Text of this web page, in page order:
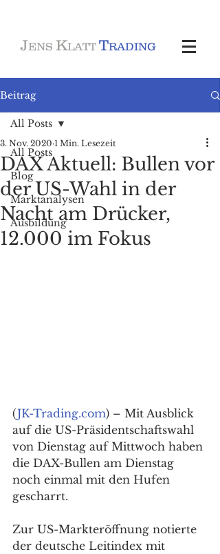
JENS KLATT TRADING
Beitrag
All Posts
Blog
Marktanalysen
Ausbildung
All Posts
DAX Aktuell: Bullen vor
der US-Wahl in der
Nacht am Drücker,
12.000 im Fokus
3. Nov. 2020 1 Min. Lesezeit
(JK-Trading.com) – Mit Ausblick
auf die US-Präsidentschaftswahl
von Dienstag auf Mittwoch haben
die DAX-Bullen am Dienstag
noch einmal mit den Hufen
gescharrt.
Zur US-Markteröffnung notierte
der deutsche Leitindex mit